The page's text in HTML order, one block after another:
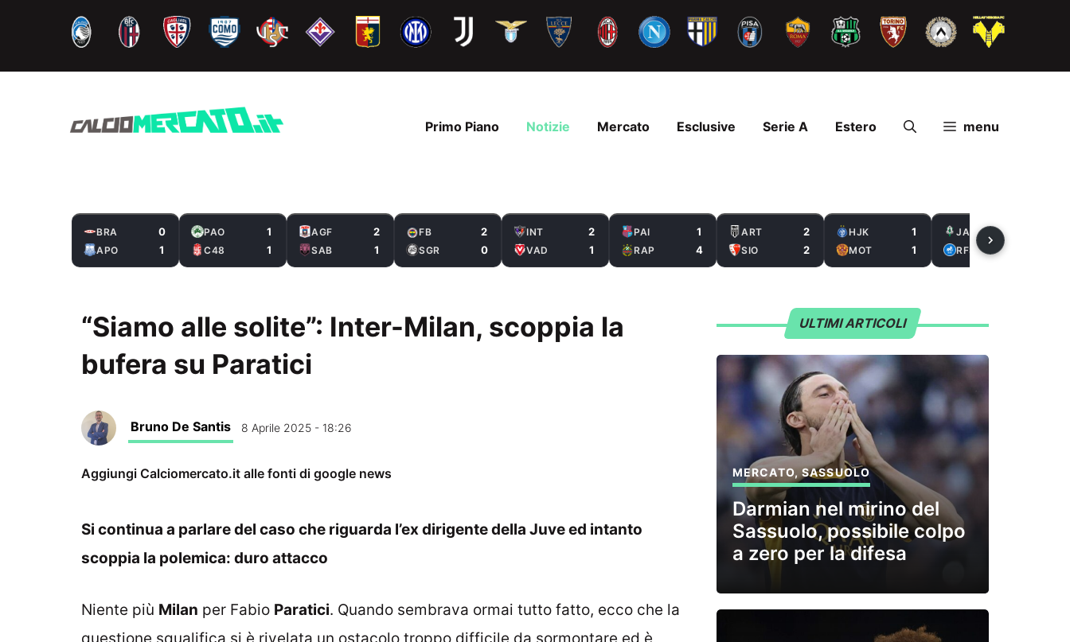
contenuto
Primo Piano Notizie Mercato Esclusive Serie A Estero menu
BRA 0
APO 1
PAO 1
C48 1
AGF 2
SAB 1
FB 2
SGR 0
INT 2
VAD 1
PAI 1
RAP 4
ART 2
SIO 2
HJK 1
MOT 1
JAB
RFS
“Siamo alle solite”: Inter-Milan, scoppia la
bufera su Paratici
Bruno De Santis 8 Aprile 2025 - 18:26
Aggiungi Calciomercato.it alle fonti di google news
Si continua a parlare del caso che riguarda l’ex dirigente della Juve ed intanto
scoppia la polemica: duro attacco
Niente più Milan per Fabio Paratici. Quando sembrava ormai tutto fatto, ecco che la
questione squalifica si è rivelata un ostacolo troppo difficile da sormontare ed è
ULTIMI ARTICOLI
MERCATO,SASSUOLO
Darmian nel mirino del
Sassuolo, possibile colpo
a zero per la difesa